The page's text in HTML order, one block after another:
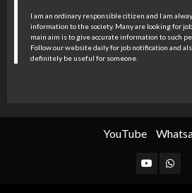
I am an ordinary responsible citizen and I am
information to the society. Many are looking for
main aim is to give accurate information to such
Follow our website daily for job notification and
definitely be useful for someone.
YouTube
YouTube